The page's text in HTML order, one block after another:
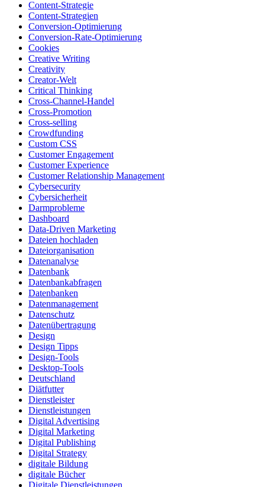
Content-Strategie
Content-Strategien
Conversion-Optimierung
Conversion-Rate-Optimierung
Cookies
Creative Writing
Creativity
Creator-Welt
Critical Thinking
Cross-Channel-Handel
Cross-Promotion
Cross-selling
Crowdfunding
Custom CSS
Customer Engagement
Customer Experience
Customer Relationship Management
Cybersecurity
Cybersicherheit
Darmprobleme
Dashboard
Data-Driven Marketing
Dateien hochladen
Dateiorganisation
Datenanalyse
Datenbank
Datenbankabfragen
Datenbanken
Datenmanagement
Datenschutz
Datenübertragung
Design
Design Tipps
Design-Tools
Desktop-Tools
Deutschland
Diätfutter
Dienstleister
Dienstleistungen
Digital Advertising
Digital Marketing
Digital Publishing
Digital Strategy
digitale Bildung
digitale Bücher